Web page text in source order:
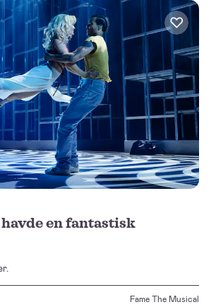
havde en fantastisk
Fame The Musical